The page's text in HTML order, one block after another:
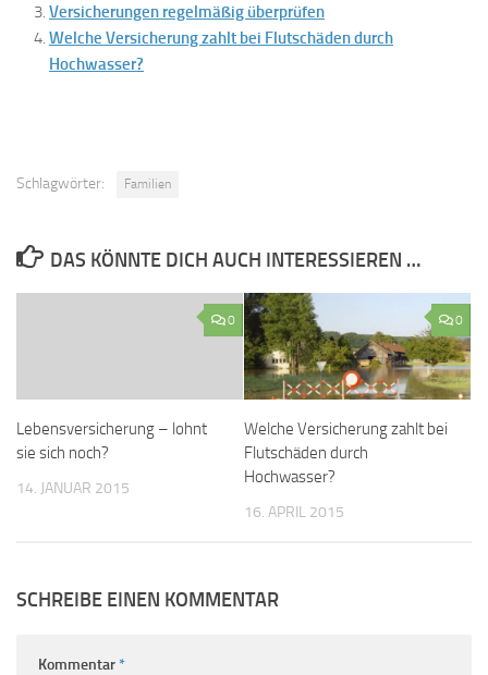
Versicherungen regelmäßig überprüfen
Welche Versicherung zahlt bei Flutschäden durch
Hochwasser?
Schlagwörter: Familien
DAS KÖNNTE DICH AUCH INTERESSIEREN …
0
Lebensversicherung – lohnt
sie sich noch?
14. JANUAR 2015
0
Welche Versicherung zahlt bei
Flutschäden durch
Hochwasser?
16. APRIL 2015
SCHREIBE EINEN KOMMENTAR
Kommentar*